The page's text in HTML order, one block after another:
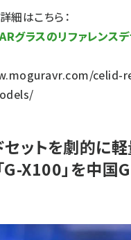
細はこちら：
グラスのリファレンス
celid-
セットを劇的に
G-X100」を中